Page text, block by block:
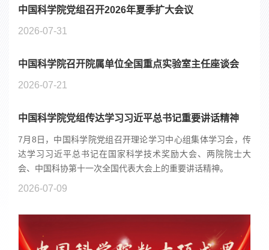
中国科学院党组召开2026年夏季扩大会议
2026-07-31
中国科学院召开院属单位全国重点实验室主任座谈会
2026-07-21
中国科学院党组传达学习习近平总书记重要讲话精神
7月8日，中国科学院党组召开理论学习中心组集体学习会，传
达学习习近平总书记在国家科学技术奖励大会、两院院士大
会、中国科协第十一次全国代表大会上的重要讲话精神。
2026-07-09